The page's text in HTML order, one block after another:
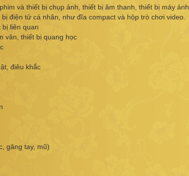
và thiết bị chụp ảnh, thiết bị âm thanh, thiết bị máy ảnh.
điện tử cá nhân, như đĩa compact và hộp trò chơi video.
liên quan
văn, thiết bị quang học
điêu khắc
găng tay, mũ)